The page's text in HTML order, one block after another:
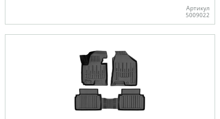
Артикул
5009022